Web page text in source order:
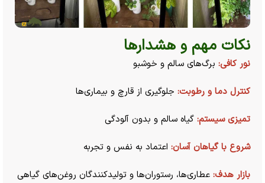
نکات مهم و هشدار‌ها
نور کافی: برگ‌های سالم و خوشبو
کنترل دما و رطوبت: جلوگیری از قارچ و بیماری‌ها
تمیزی سیستم: گیاه سالم و بدون آلودگی
شروع با گیاهان آسان: اعتماد به نفس و تجربه
بازار هدف: عطاری‌ها، رستوران‌ها و تولیدکنندگان روغن‌های گیاهی